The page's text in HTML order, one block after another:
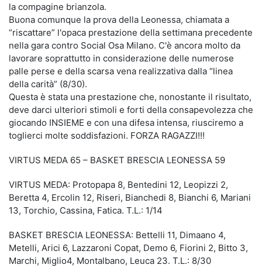
la compagine brianzola.
Buona comunque la prova della Leonessa, chiamata a
“riscattare” l'opaca prestazione della settimana precedente
nella gara contro Social Osa Milano. C'è ancora molto da
lavorare soprattutto in considerazione delle numerose
palle perse e della scarsa vena realizzativa dalla “linea
della carità” (8/30).
Questa è stata una prestazione che, nonostante il risultato,
deve darci ulteriori stimoli e forti della consapevolezza che
giocando INSIEME e con una difesa intensa, riusciremo a
toglierci molte soddisfazioni. FORZA RAGAZZI!!!
VIRTUS MEDA 65 – BASKET BRESCIA LEONESSA 59
VIRTUS MEDA: Protopapa 8, Bentedini 12, Leopizzi 2,
Beretta 4, Ercolin 12, Riseri, Bianchedi 8, Bianchi 6, Mariani
13, Torchio, Cassina, Fatica. T.L.: 1/14
BASKET BRESCIA LEONESSA: Bettelli 11, Dimaano 4,
Metelli, Arici 6, Lazzaroni Copat, Demo 6, Fiorini 2, Bitto 3,
Marchi, Miglio4, Montalbano, Leuca 23. T.L.: 8/30